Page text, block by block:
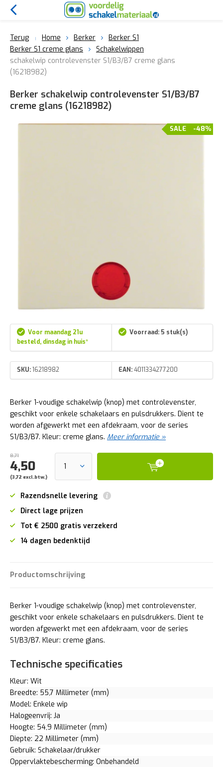
Terug Home Berker
Berker S1
Berker S1 creme glans
Schakelwippen
schakelwip controlevenster S1/B3/B7 creme glans
(16218982)
Berker schakelwip controlevenster S1/B3/B7
creme glans (16218982)
-48%
SALE
Voor maandag 21u
besteld, dinsdag in huis*
Voorraad: 5 stuk(s)
SKU:16218982 EAN:4011334277200
Berker 1-voudige schakelwip (knop) met controlevenster,
geschikt voor enkele schakelaars en pulsdrukkers. Dient te
worden afgewerkt met een afdekraam, voor de series
S1/B3/B7. Kleur: creme glans. Meer informatie »
8,71
4,50
(3,72 excl.btw.)
Razendsnelle levering
Direct lage prijzen
Tot € 2500 gratis verzekerd
14 dagen bedenktijd
Productomschrijving
Berker 1-voudige schakelwip (knop) met controlevenster,
geschikt voor enkele schakelaars en pulsdrukkers. Dient te
worden afgewerkt met een afdekraam, voor de series
S1/B3/B7. Kleur: creme glans.
Technische specificaties
Kleur: Wit
Breedte: 55,7 Millimeter (mm)
Model: Enkele wip
Halogeenvrij: Ja
Hoogte: 54,9 Millimeter (mm)
Diepte: 22 Millimeter (mm)
Gebruik: Schakelaar/drukker
Oppervlaktebescherming: Onbehandeld